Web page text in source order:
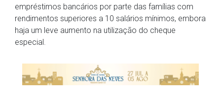
empréstimos bancários por parte das famílias com
rendimentos superiores a 10 salários mínimos, embora
haja um leve aumento na utilização do cheque
especial.